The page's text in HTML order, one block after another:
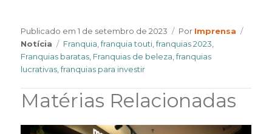
Publicado em1 de setembro de 2023 Por Author
Imprensa
Notícia
Tags
Franquia ,franquia touti ,franquias 2023
Franquias baratas Franquias de beleza ,franquias
lucrativas ,franquias para investir
Matérias Relacionadas